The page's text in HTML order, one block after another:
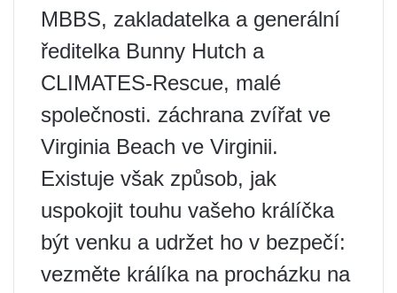
MBBS, zakladatelka a generální
ředitelka Bunny Hutch a
CLIMATES-Rescue, malé
společnosti. záchrana zvířat ve
Virginia Beach ve Virginii.
Existuje však způsob, jak
uspokojit touhu vašeho králíčka
být venku a udržet ho v bezpečí:
vezměte králíka na procházku na